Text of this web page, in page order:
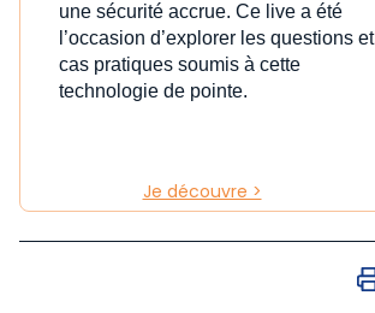
une sécurité accrue. Ce live a été
l’occasion d’explorer les questions et
cas pratiques soumis à cette
technologie de pointe.
Je découvre >